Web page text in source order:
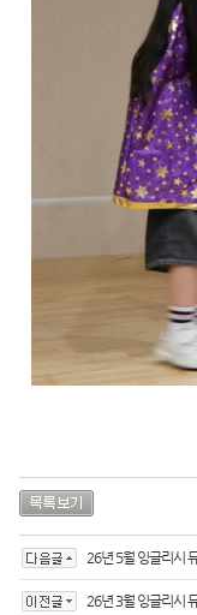
26년 5월 잉글리시
26년 3월 잉글리시